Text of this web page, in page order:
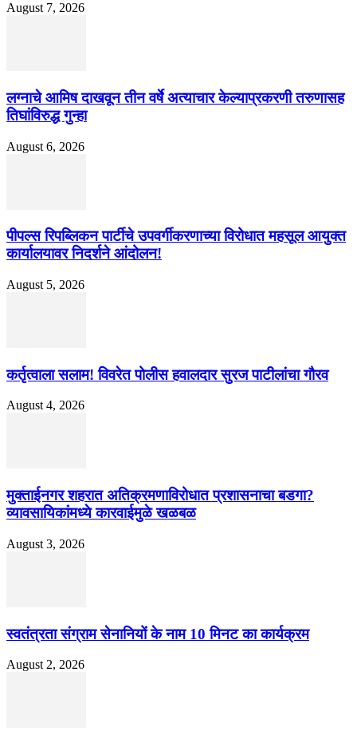
August 7, 2026
लग्नाचे आमिष दाखवून तीन वर्षे अत्याचार केल्याप्रकरणी तरुणासह
तिघांविरुद्ध गुन्हा
August 6, 2026
पीपल्स रिपब्लिकन पार्टीचे उपवर्गीकरणाच्या विरोधात महसूल आयुक्त
कार्यालयावर निदर्शने आंदोलन!
August 5, 2026
कर्तृत्वाला सलाम! विवरेत पोलीस हवालदार सुरज पाटीलांचा गौरव
August 4, 2026
मुक्ताईनगर शहरात अतिक्रमणाविरोधात प्रशासनाचा बडगा?
व्यावसायिकांमध्ये कारवाईमुळे खळबळ
August 3, 2026
स्वतंत्रता संग्राम सेनानियों के नाम 10 मिनट का कार्यक्रम
August 2, 2026